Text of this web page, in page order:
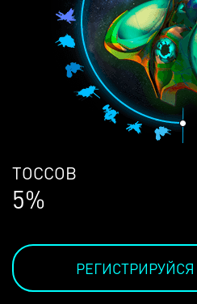
ЛЮДЕЙ
69%
РЕГИСТРИРУЙСЯ